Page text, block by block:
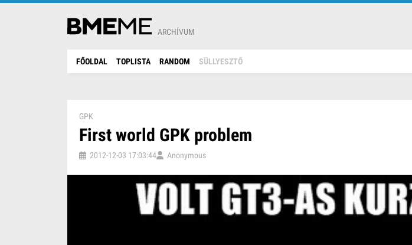
ARCHÍVUM
FŐOLDAL TOPLISTA RANDOM SÜLLYESZTŐ
GPK
First world GPK problem
2012-12-03 17:03:44 Anonymous